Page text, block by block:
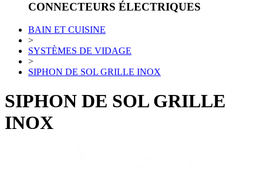
CONNECTEURS ÉLECTRIQUES
BAIN ET CUISINE
>
SYSTÈMES DE VIDAGE
>
SIPHON DE SOL GRILLE INOX
SIPHON DE SOL GRILLE
INOX